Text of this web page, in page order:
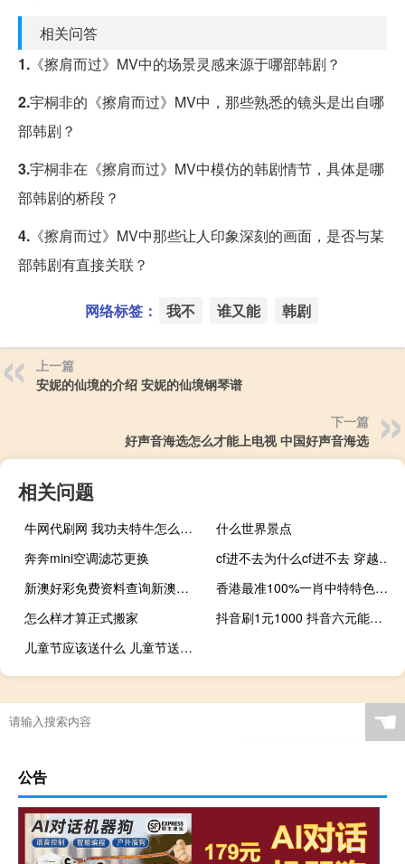
相关问答
1. 《擦肩而过》MV中的场景灵感来源于哪部韩剧？
2.宇桐非的《擦肩而过》MV中，那些熟悉的镜头是出自哪
部韩剧？
3.宇桐非在《擦肩而过》MV中模仿的韩剧情节，具体是哪
部韩剧的桥段？
4. 《擦肩而过》MV中那些让人印象深刻的画面，是否与某
部韩剧有直接关联？
网络标签： 我不 谁又能 韩剧
上一篇
安妮的仙境的介绍 安妮的仙境钢琴谱
下一篇
好声音海选怎么才能上电视 中国好声音海选
相关问题
牛网代刷网 我功夫特牛怎么刷荣誉(我功夫特牛刷装备软件)
什么世界景点
奔奔mini空调滤芯更换
cf进不去为什么cf进不去 穿越火线为什么进不去
新澳好彩免费资料查询新澳门：数据对比解释落实准入制度-2075.PL.192
香港最准100%一肖中特特色_智能AI深度解析_百度大脑版A12.31.667
怎么样才算正式搬家
抖音刷1元1000 抖音六元能刷多少礼物(1元刷1天抖音包怎么用)
儿童节应该送什么 儿童节送孩子什么礼物最好
☚
公告